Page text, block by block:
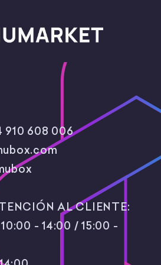
910 608 006
AL CLIENTE:
- 14:00 / 15:00 -